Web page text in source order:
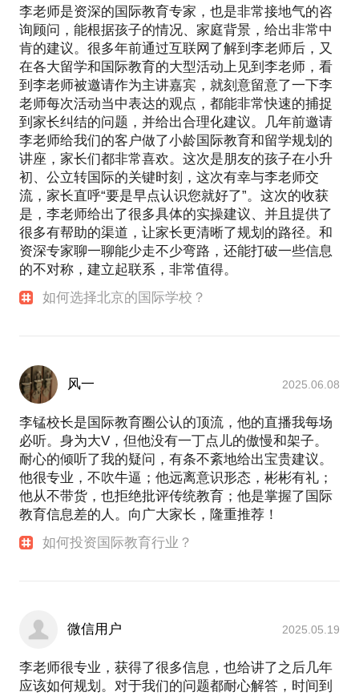
李老师是资深的国际教育专家，也是非常接地气的咨
询顾问，能根据孩子的情况、家庭背景，给出非常中
肯的建议。很多年前通过互联网了解到李老师后，又
在各大留学和国际教育的大型活动上见到李老师，看
到李老师被邀请作为主讲嘉宾，就刻意留意了一下李
老师每次活动当中表达的观点，都能非常快速的捕捉
到家长纠结的问题，并给出合理化建议。几年前邀请
李老师给我们的客户做了小龄国际教育和留学规划的
讲座，家长们都非常喜欢。这次是朋友的孩子在小升
初、公立转国际的关键时刻，这次有幸与李老师交
流，家长直呼“要是早点认识您就好了”。这次的收获
是，李老师给出了很多具体的实操建议、并且提供了
很多有帮助的渠道，让家长更清晰了规划的路径。和
资深专家聊一聊能少走不少弯路，还能打破一些信息
的不对称，建立起联系，非常值得。
如何选择北京的国际学校？
风一 2025.06.08
李锰校长是国际教育圈公认的顶流，他的直播我每场
必听。身为大V，但他没有一丁点儿的傲慢和架子。
耐心的倾听了我的疑问，有条不紊地给出宝贵建议。
他很专业，不吹牛逼；他远离意识形态，彬彬有礼；
他从不带货，也拒绝批评传统教育；他是掌握了国际
教育信息差的人。向广大家长，隆重推荐！
如何投资国际教育行业？
微信用户 2025.05.19
李老师很专业，获得了很多信息，也给讲了之后几年
应该如何规划。对于我们的问题都耐心解答，时间到